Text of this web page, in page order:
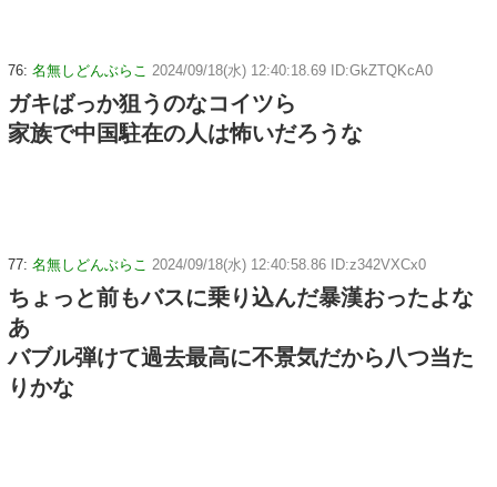
76: 名無しどんぶらこ 2024/09/18(水) 12:40:18.69 ID:GkZTQKcA0
ガキばっか狙うのなコイツら
家族で中国駐在の人は怖いだろうな
77: 名無しどんぶらこ 2024/09/18(水) 12:40:58.86 ID:z342VXCx0
ちょっと前もバスに乗り込んだ暴漢おったよな
あ
バブル弾けて過去最高に不景気だから八つ当た
りかな